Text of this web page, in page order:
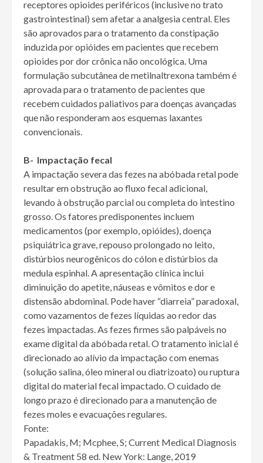
receptores opioides periféricos (inclusive no trato
gastrointestinal) sem afetar a analgesia central. Eles
são aprovados para o tratamento da constipação
induzida por opióides em pacientes que recebem
opioides por dor crônica não oncológica. Uma
formulação subcutânea de metilnaltrexona também é
aprovada para o tratamento de pacientes que
recebem cuidados paliativos para doenças avançadas
que não responderam aos esquemas laxantes
convencionais.
B- Impactação fecal
A impactação severa das fezes na abóbada retal pode
resultar em obstrução ao fluxo fecal adicional,
levando à obstrução parcial ou completa do intestino
grosso. Os fatores predisponentes incluem
medicamentos (por exemplo, opióides), doença
psiquiátrica grave, repouso prolongado no leito,
distúrbios neurogênicos do cólon e distúrbios da
medula espinhal. A apresentação clínica inclui
diminuição do apetite, náuseas e vômitos e dor e
distensão abdominal. Pode haver “diarreia” paradoxal,
como vazamentos de fezes líquidas ao redor das
fezes impactadas. As fezes firmes são palpáveis ​​no
exame digital da abóbada retal. O tratamento inicial é
direcionado ao alívio da impactação com enemas
(solução salina, óleo mineral ou diatrizoato) ou ruptura
digital do material fecal impactado. O cuidado de
longo prazo é direcionado para a manutenção de
fezes moles e evacuações regulares.
Fonte:
Papadakis, M; Mcphee, S; Current Medical Diagnosis
& Treatment 58 ed. New York: Lange, 2019